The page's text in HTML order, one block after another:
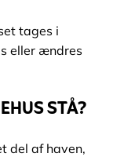
tages i
eller ændres
STÅ?
del af haven,